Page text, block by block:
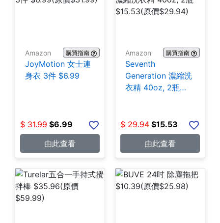
Amazon 購買指南
JoyMotion 女士連
身衣 3件 $6.99
$ 31.99 $6.99
由此查看
Amazon 購買指南
Seventh
Generation 濃縮洗
衣精 40oz, 2瓶
$ 29.94 $15.53
由此查看